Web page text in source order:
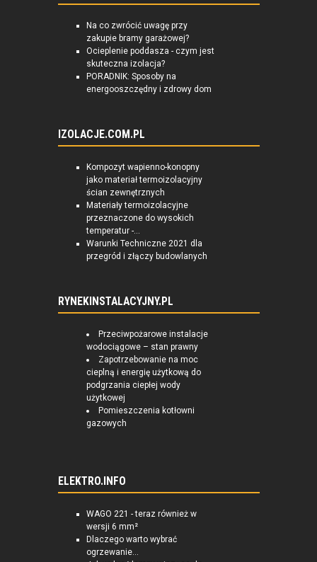
Na co zwrócić uwagę przy
zakupie bramy garażowej?
Ocieplenie poddasza - czym jest
skuteczna izolacja?
PORADNIK: Sposoby na
energooszczędny i zdrowy dom
IZOLACJE.COM.PL
Kompozyt wapienno-konopny
jako materiał termoizolacyjny
ścian zewnętrznych
Materiały termoizolacyjne
przeznaczone do wysokich
temperatur -...
Warunki Techniczne 2021 dla
przegród i złączy budowlanych
RYNEKINSTALACYJNY.PL
Przeciwpożarowe instalacje
wodociągowe – stan prawny
Zapotrzebowanie na moc
cieplną i energię użytkową do
podgrzania ciepłej wody
użytkowej
Pomieszczenia kotłowni
gazowych
ELEKTRO.INFO
WAGO 221 - teraz również w
wersji 6 mm²
Dlaczego warto wybrać
ogrzewanie...